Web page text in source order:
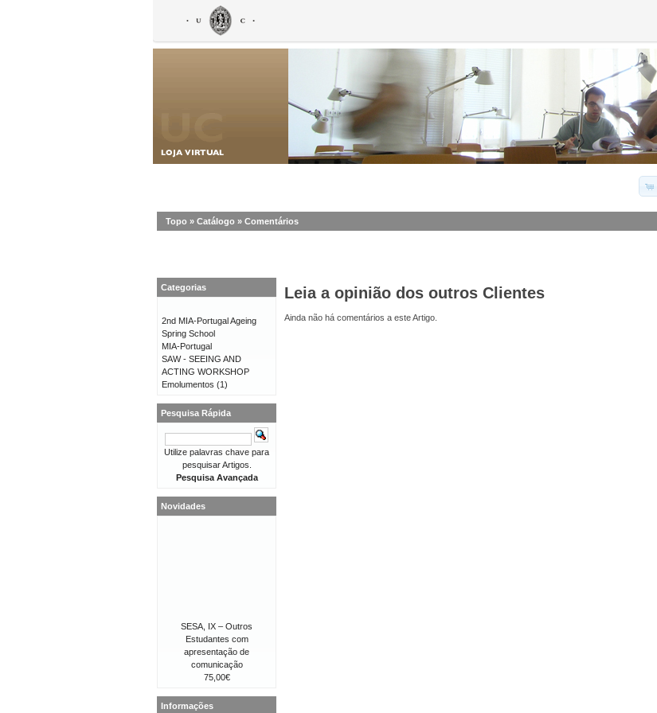
Topo » Catálogo » Comentários
Leia a opinião dos outros Clientes
Ainda não há comentários a este Artigo.
Categorias
2nd MIA-Portugal Ageing
Spring School
MIA-Portugal
SAW - SEEING AND
ACTING WORKSHOP
Emolumentos (1)
Pesquisa Rápida
Utilize palavras chave para
pesquisar Artigos.
Pesquisa Avançada
Novidades
SESA, IX – Outros
Estudantes com
apresentação de
comunicação
75,00€
Informações